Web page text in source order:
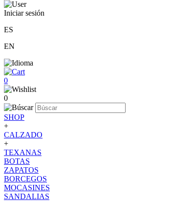
Iniciar sesión
ES
EN
0
0
SHOP
+
CALZADO
+
TEXANAS
BOTAS
ZAPATOS
BORCEGOS
MOCASINES
SANDALIAS